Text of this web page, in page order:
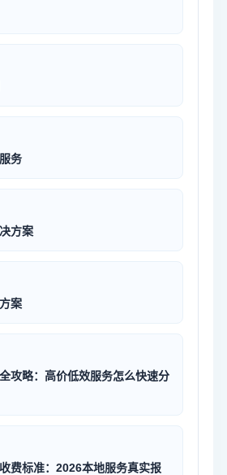
务
方案
案
攻略：高价低效服务怎么快速分
费标准：2026本地服务真实报